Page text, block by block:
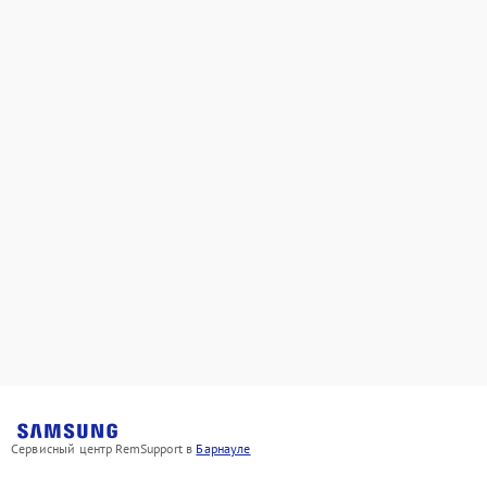
Сервисный центр RemSupport в Барнауле